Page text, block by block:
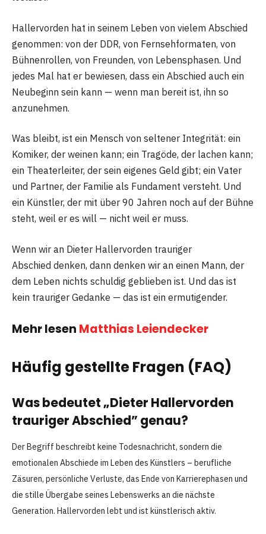
Hallervorden hat in seinem Leben von vielem Abschied
genommen: von der DDR, von Fernsehformaten, von
Bühnenrollen, von Freunden, von Lebensphasen. Und
jedes Mal hat er bewiesen, dass ein Abschied auch ein
Neubeginn sein kann — wenn man bereit ist, ihn so
anzunehmen.
Was bleibt, ist ein Mensch von seltener Integrität: ein
Komiker, der weinen kann; ein Tragöde, der lachen kann;
ein Theaterleiter, der sein eigenes Geld gibt; ein Vater
und Partner, der Familie als Fundament versteht. Und
ein Künstler, der mit über 90 Jahren noch auf der Bühne
steht, weil er es will — nicht weil er muss.
Wenn wir an Dieter Hallervorden trauriger
Abschied denken, dann denken wir an einen Mann, der
dem Leben nichts schuldig geblieben ist. Und das ist
kein trauriger Gedanke — das ist ein ermutigender.
Mehr lesen Matthias Leiendecker
Häufig gestellte Fragen (FAQ)
Was bedeutet „Dieter Hallervorden
trauriger Abschied” genau?
Der Begriff beschreibt keine Todesnachricht, sondern die
emotionalen Abschiede im Leben des Künstlers – berufliche
Zäsuren, persönliche Verluste, das Ende von Karrierephasen und
die stille Übergabe seines Lebenswerks an die nächste
Generation. Hallervorden lebt und ist künstlerisch aktiv.